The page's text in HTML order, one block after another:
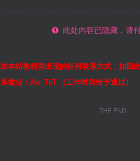
此处内容已隐藏，请
本站教程里出现的任何联系方式，如因
微信：i0o_TvT （工作时间给予通过）
THE END